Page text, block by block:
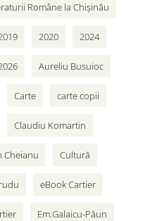
Române la Chișinău
2020 2024
Aureliu Busuioc
Carte carte copii
Claudiu Komartin
Cheianu Cultură
eBook Cartier
Em.Galaicu-Păun